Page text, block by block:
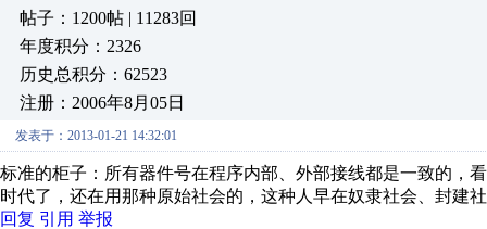
帖子：1200帖 | 11283回
年度积分：2326
历史总积分：62523
注册：2006年8月05日
发表于：2013-01-21 14:32:01
标准的柜子：所有器件号在程序内部、外部接线都是一致的，
时代了，还在用那种原始社会的，这种人早在奴隶社会、封建
回复 引用 举报